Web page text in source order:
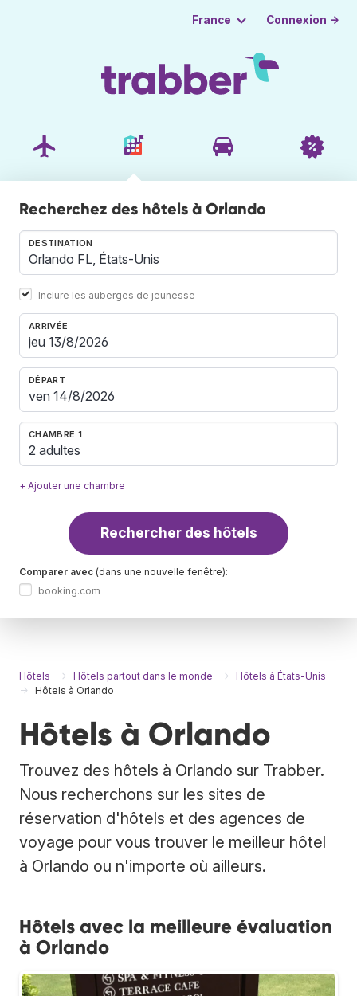
France Connexion →
Recherchez des hôtels à Orlando
DESTINATION
Inclure les auberges de jeunesse
ARRIVÉE
DÉPART
CHAMBRE 1
2 adultes
+ Ajouter une chambre
Rechercher des hôtels
Comparer avec (dans une nouvelle fenêtre):
booking.com
Hôtels Hôtels partout dans le monde
Hôtels à États-Unis
Hôtels à Orlando
Hôtels à Orlando
Trouvez des hôtels à Orlando sur Trabber.
Nous recherchons sur les sites de
réservation d'hôtels et des agences de
voyage pour vous trouver le meilleur hôtel
à Orlando ou n'importe où ailleurs.
Hôtels avec la meilleure évaluation
à Orlando